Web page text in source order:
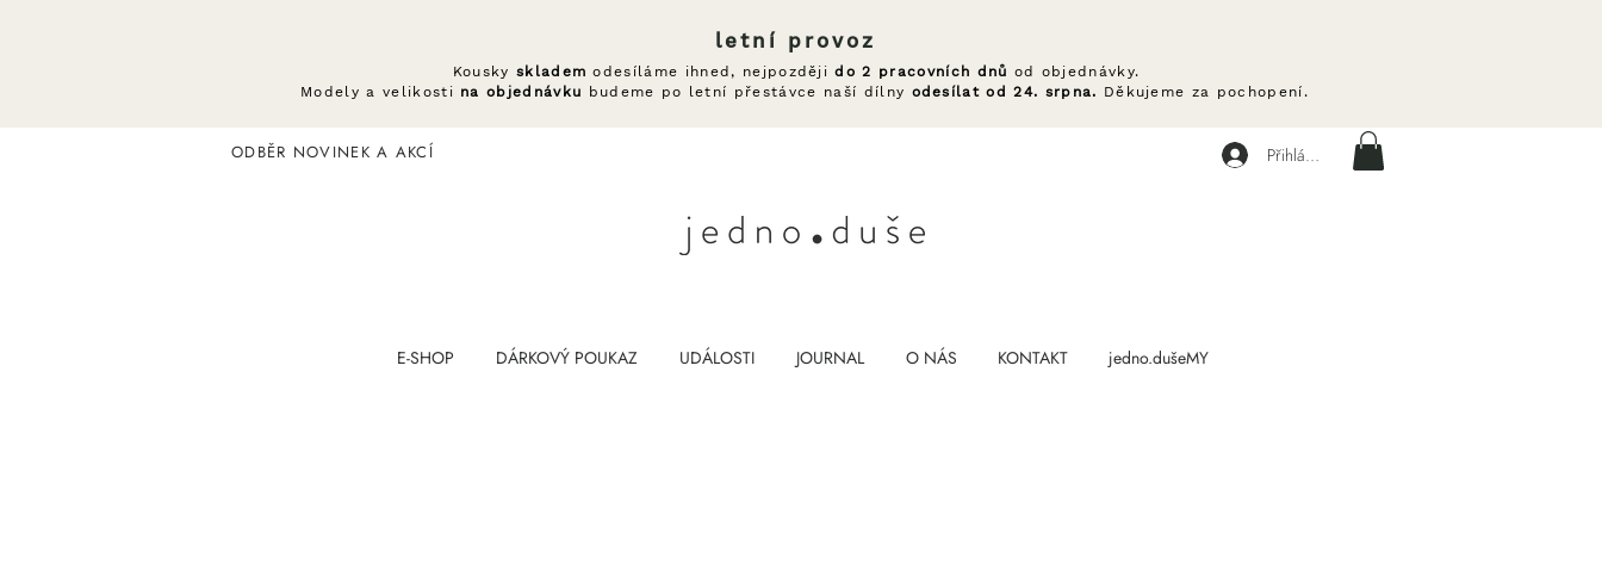
letní provoz
Kousky skladem odesíláme ihned, nejpozdějido 2 pracovních dnů od objednávky.
Modely a velikosti na objednávku budeme po letní přestávce naší dílny odesílat od 24. srpna. Děkujeme za pochopení.
ODBĚR NOVINEK A AKCÍ Přihlásit se
E-SHOP DÁRKOVÝ POUKAZ UDÁLOSTI JOURNAL O NÁS KONTAKT jedno.dušeMY